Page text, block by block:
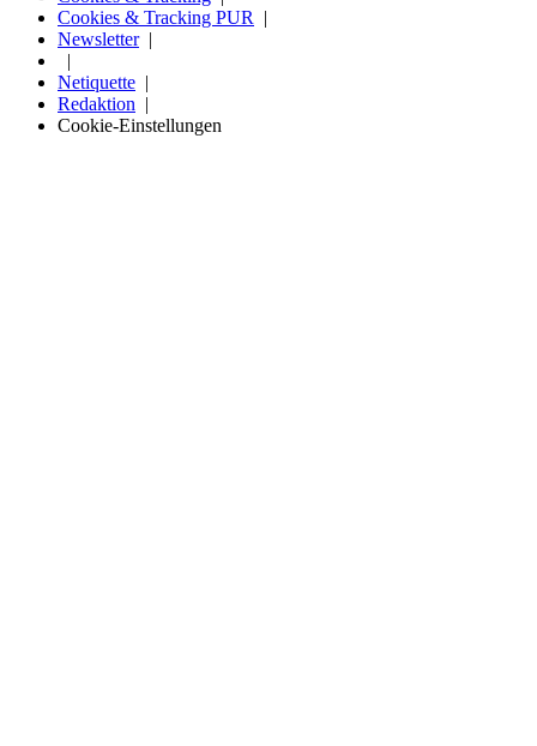
Cookies & Tracking PUR
Newsletter
Netiquette
Redaktion
Cookie-Einstellungen